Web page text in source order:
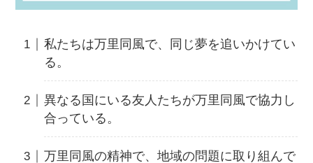
私たちは万里同風で、同じ夢を追いかけてい
る。
異なる国にいる友人たちが万里同風で協力し
合っている。
万里同風の精神で、地域の問題に取り組んで